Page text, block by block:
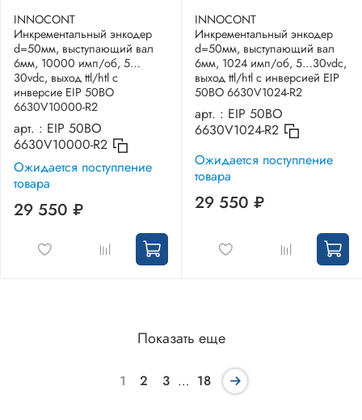
INNOCONT
Инкрементальный энкодер
d=50мм, выступающий вал
6мм, 10000 имп/об, 5…
30vdc, выход ttl/htl с
инверсие EIP 50BO
6630V10000-R2
арт. : EIP 50BO
6630V10000-R2
Ожидается поступление
товара
29 550 ₽
INNOCONT
Инкрементальный энкодер
d=50мм, выступающий вал
6мм, 1024 имп/об, 5…30vdc,
выход ttl/htl с инверсией EIP
50BO 6630V1024-R2
арт. : EIP 50BO
6630V1024-R2
Ожидается поступление
товара
29 550 ₽
Показать еще
1 2 3 … 18